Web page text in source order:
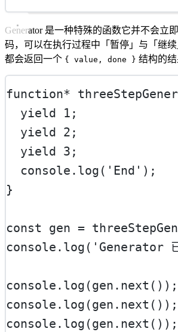
Generator 是一种特殊的函数它并不会立
码，可以在执行过程中「暂停」与「继
都会返回一个 { value, done } 结构的结
function*
yield
1 ;
yield
2 ;
yield
3 ;
  console.
log ( 'End' );
}
const gen =
console. log ( 'Generator
console. log (gen. next ());
console. log (gen. next ());
console. log (gen. next ());